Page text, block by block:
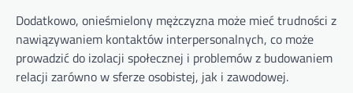
Dodatkowo, onieśmielony mężczyzna może mieć trudności z
nawiązywaniem kontaktów interpersonalnych, co może
prowadzić do izolacji społecznej i problemów z budowaniem
relacji zarówno w sferze osobistej, jak i zawodowej.